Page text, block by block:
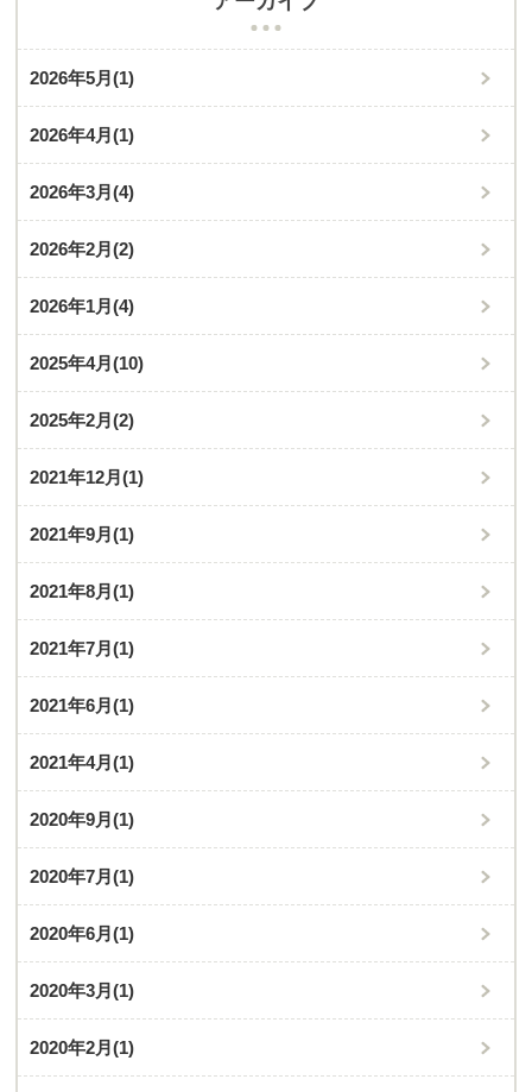
2026年5月(1)
2026年4月(1)
2026年3月(4)
2026年2月(2)
2026年1月(4)
2025年4月(10)
2025年2月(2)
2021年12月(1)
2021年9月(1)
2021年8月(1)
2021年7月(1)
2021年6月(1)
2021年4月(1)
2020年9月(1)
2020年7月(1)
2020年6月(1)
2020年3月(1)
2020年2月(1)